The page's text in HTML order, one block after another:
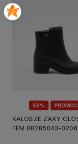
50%
KALOSZE ZAXY
FEM BB285043-